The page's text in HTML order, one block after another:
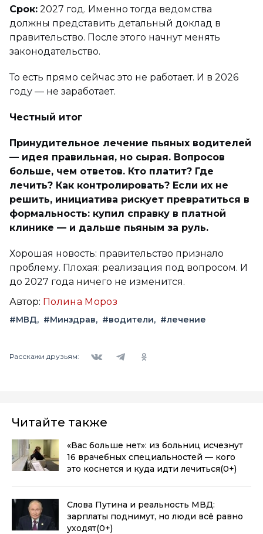
Срок: 2027 год. Именно тогда ведомства
должны представить детальный доклад в
правительство. После этого начнут менять
законодательство.
То есть прямо сейчас это не работает. И в 2026
году — не заработает.
Честный итог
Принудительное лечение пьяных водителей
— идея правильная, но сырая. Вопросов
больше, чем ответов. Кто платит? Где
лечить? Как контролировать? Если их не
решить, инициатива рискует превратиться в
формальность: купил справку в платной
клинике — и дальше пьяным за руль.
Хорошая новость: правительство признало
проблему. Плохая: реализация под вопросом. И
до 2027 года ничего не изменится.
Автор: Полина Мороз
#МВД #Минздрав #водители #лечение
Расскажи друзьям:
Читайте также
«Вас больше нет»: из больниц исчезнут
16 врачебных специальностей — кого
это коснется и куда идти лечиться(0+)
Слова Путина и реальность МВД:
зарплаты поднимут, но люди всё равно
уходят(0+)